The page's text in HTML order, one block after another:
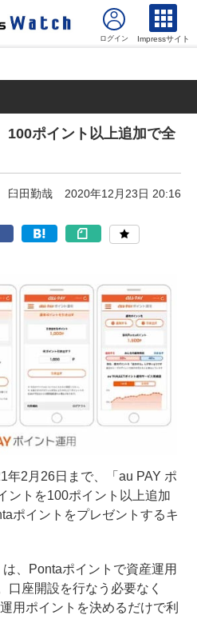
Impressサイト
100ポイント以上追加で全
臼田勤哉 2020年12月23日 20:16
年2月26日まで、「au PAY ポ
ントを100ポイント以上追加
ポイントをプレゼントするキ
は、Pontaポイントで資産運用
口座開設を行なう必要なく
用ポイントを決めるだけで利